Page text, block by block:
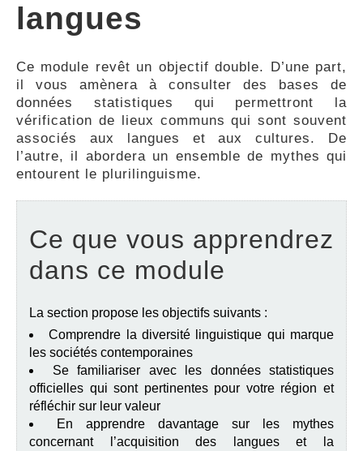
langues
Ce module revêt un objectif double. D’une part,
il vous amènera à consulter des bases de
données statistiques qui permettront la
vérification de lieux communs qui sont souvent
associés aux langues et aux cultures. De
l’autre, il abordera un ensemble de mythes qui
entourent le plurilinguisme.
Ce que vous apprendrez
dans ce module
La section propose les objectifs suivants :
Comprendre la diversité linguistique qui marque
les sociétés contemporaines
Se familiariser avec les données statistiques
officielles qui sont pertinentes pour votre région et
réfléchir sur leur valeur
En apprendre davantage sur les mythes
concernant l’acquisition des langues et la